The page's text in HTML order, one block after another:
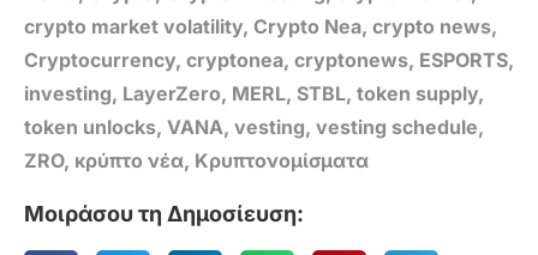
crypto market volatility, Crypto Nea, crypto news,
Cryptocurrency, cryptonea, cryptonews, ESPORTS,
investing, LayerZero, MERL, STBL, token supply,
token unlocks, VANA, vesting, vesting schedule,
ZRO, κρύπτο νέα, Κρυπτονομίσματα
Μοιράσου τη Δημοσίευση: